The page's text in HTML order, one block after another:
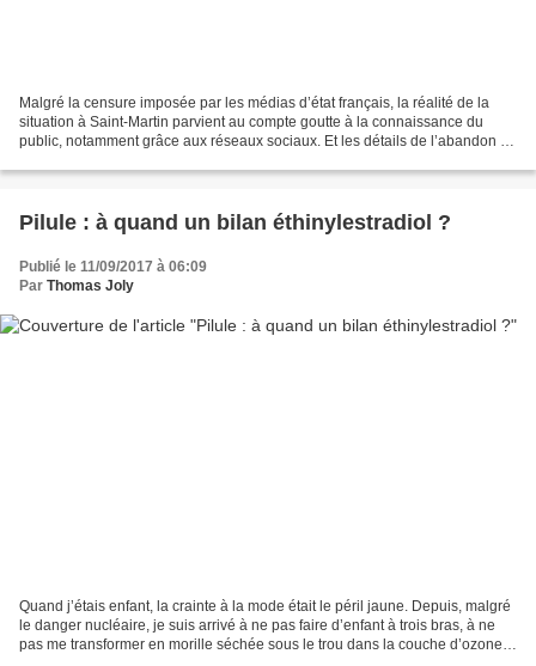
Malgré la censure imposée par les médias d’état français, la réalité de la
situation à Saint-Martin parvient au compte goutte à la connaissance du
public, notamment grâce aux réseaux sociaux. Et les détails de l’abandon de
Pilule : à quand un bilan éthinylestradiol ?
Publié le 11/09/2017 à 06:09
Par Thomas Joly
Quand j’étais enfant, la crainte à la mode était le péril jaune. Depuis, malgré
le danger nucléaire, je suis arrivé à ne pas faire d’enfant à trois bras, à ne
pas me transformer en morille séchée sous le trou dans la couche d’ozone,